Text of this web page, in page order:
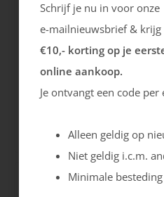
Rieker
Schrijf je nu in voor onze
e-mailnieuwsbrief & krijg
€10,- korting op je
online aankoop.
Je ontvangt een code per
Alleen geldig op
Niet geldig i.c.m.
Minimale